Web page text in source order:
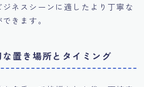
ネスシーンに適したより丁寧な
きます。
置き場所とタイミング